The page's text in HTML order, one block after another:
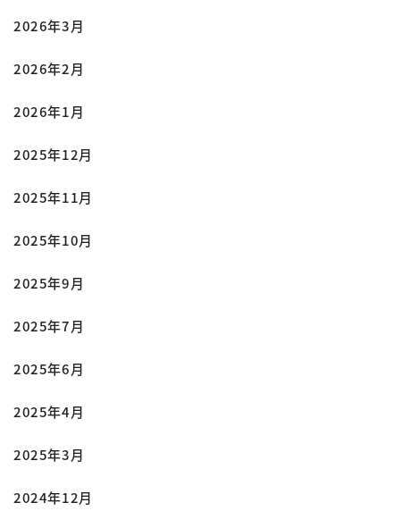
2026年3月
2026年2月
2026年1月
2025年12月
2025年11月
2025年10月
2025年9月
2025年7月
2025年6月
2025年4月
2025年3月
2024年12月